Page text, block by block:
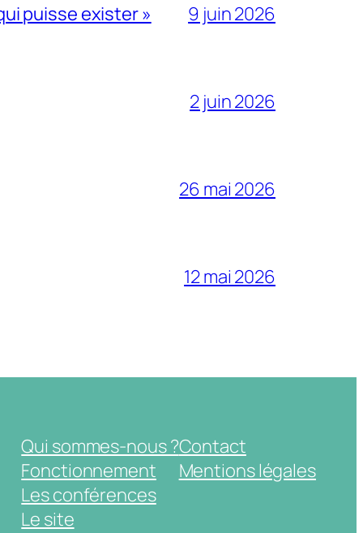
puisse exister » 9 juin 2026
2 juin 2026
26 mai 2026
12 mai 2026
Qui sommes-nous ?
Fonctionnement
Les conférences
Le site
Contact
Mentions légales